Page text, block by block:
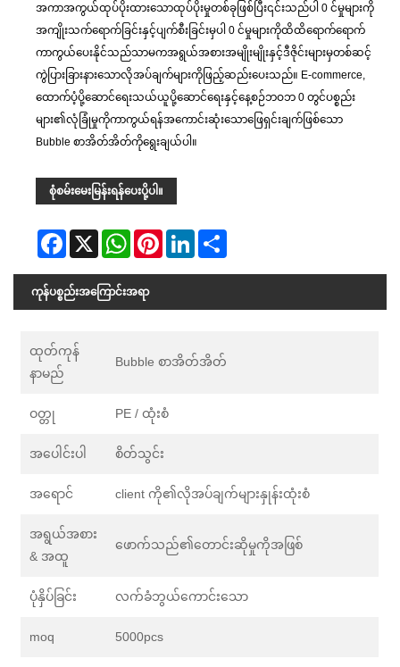
အကာအကွယ်ထုပ်ပိုးထားသောထုပ်ပိုးမှုတစ်ခုဖြစ်ပြီး၎င်းသည်ပါ 0 င်မှုများကို
အကျိုးသက်ရောက်ခြင်းနှင့်ပျက်စီးခြင်းမှပါ 0 င်မှုများကိုထိထိရောက်ရောက်
ကာကွယ်ပေးနိုင်သည်သာမကအရွယ်အစားအမျိုးမျိုးနှင့်ဒီဇိုင်းများမှတစ်ဆင့်
ကွဲပြားခြားနားသောလိုအပ်ချက်များကိုဖြည့်ဆည်းပေးသည်။ E-commerce,
ထောက်ပံ့ပို့ဆောင်ရေးသယ်ယူပို့ဆောင်ရေးနှင့်နေ့စဉ်ဘဝဘ 0 တွင်ပစ္စည်း
များ၏လုံခြုံမှုကိုကာကွယ်ရန်အကောင်းဆုံးသောဖြေရှင်းချက်ဖြစ်သော
Bubble စာအိတ်အိတ်ကိုရွေးချယ်ပါ။
စုံစမ်းမေးမြန်းရန်ပေးပို့ပါ။
Facebook
X WhatsAppPinterestLinkedIn
ကုန်ပစ္စည်းအကြောင်းအရာ
ထုတ်ကုန်
နာမည်
Bubble စာအိတ်အိတ်
ဝတ္တု PE / ထုံးစံ
အပေါင်းပါ စိတ်သွင်း
အရောင် client ကို၏လိုအပ်ချက်များနှုန်းထုံးစံ
အရွယ်အစား
& အထူ
ဖောက်သည်၏တောင်းဆိုမှုကိုအဖြစ်
ပုံနှိပ်ခြင်း လက်ခံဘွယ်ကောင်းသော
moq 5000pcs